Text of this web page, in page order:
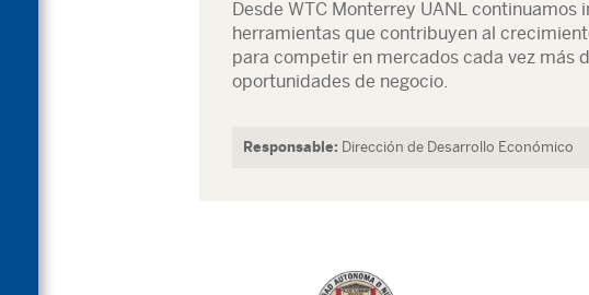
Desde WTC Monterrey UANL continuamos
herramientas que contribuyen al
para competir en mercados cada vez más
oportunidades de negocio.
Responsable: Dirección de Desarrollo Económico